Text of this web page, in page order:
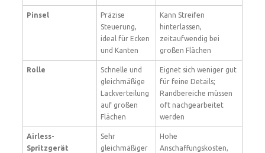
Pinsel
Präzise
Steuerung,
ideal für Ecken
und Kanten
Kann Streifen
hinterlassen,
zeitaufwendig bei
großen Flächen
Rolle
Schnelle und
gleichmäßige
Lackverteilung
auf großen
Flächen
Eignet sich weniger gut
für feine Details;
Randbereiche müssen
oft nachgearbeitet
werden
Airless-
Spritzgerät
Sehr
gleichmäßiger
Hohe
Anschaffungskosten,